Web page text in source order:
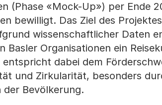
(Phase «Mock-Up») per Ende
bewilligt. Das Ziel des
wissenschaftlicher Daten
Organisationen ein
dabei dem
und Zirkularität, besonders
der Bevölkerung.